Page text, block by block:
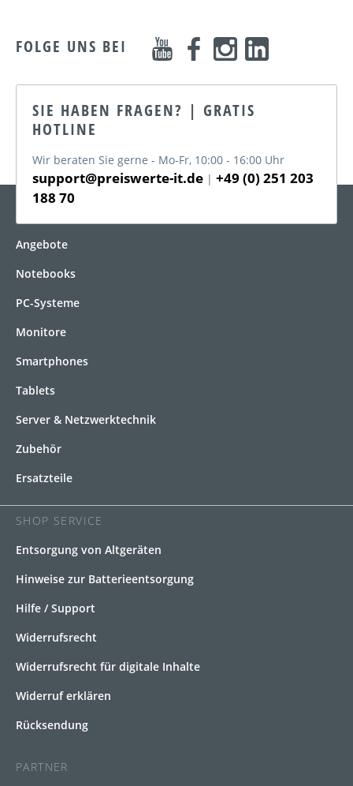
FOLGE UNS BEI
SIE HABEN FRAGEN? | GRATIS
HOTLINE
Wir beraten Sie gerne - Mo-Fr, 10:00 - 16:00 Uhr
support@preiswerte-it.de | +49 (0) 251 203
188 70
Angebote
Notebooks
PC-Systeme
Monitore
Smartphones
Tablets
Server & Netzwerktechnik
Zubehör
Ersatzteile
SHOP SERVICE
Entsorgung von Altgeräten
Hinweise zur Batterieentsorgung
Hilfe / Support
Widerrufsrecht
Widerrufsrecht für digitale Inhalte
Widerruf erklären
Rücksendung
PARTNER